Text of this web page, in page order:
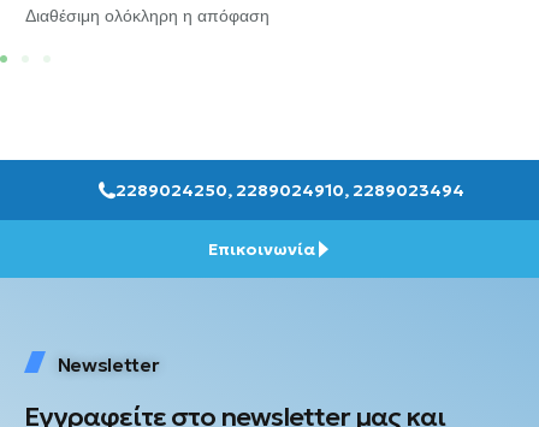
Διαθέσιμη ολόκληρη η απόφαση
2289024250, 2289024910, 2289023494
Επικοινωνία
Newsletter
Εγγραφείτε στο newsletter μας και